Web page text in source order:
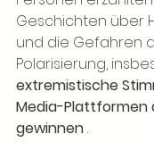
Geschichten über
und die Gefahren
Polarisierung,
extremistische
Media-Plattformen
gewinnen.